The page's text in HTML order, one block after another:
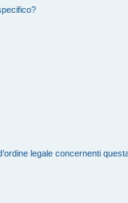
legale concernenti